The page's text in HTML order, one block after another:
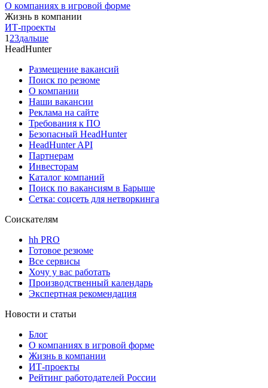
О компаниях в игровой форме
Жизнь в компании
ИТ-проекты
1 23дальше
HeadHunter
Размещение вакансий
Поиск по резюме
О компании
Наши вакансии
Реклама на сайте
Требования к ПО
Безопасный HeadHunter
HeadHunter API
Партнерам
Инвесторам
Каталог компаний
Поиск по вакансиям в Барыше
Сетка: соцсеть для нетворкинга
Соискателям
hh PRO
Готовое резюме
Все сервисы
Хочу у вас работать
Производственный календарь
Экспертная рекомендация
Новости и статьи
Блог
О компаниях в игровой форме
Жизнь в компании
ИТ-проекты
Рейтинг работодателей России